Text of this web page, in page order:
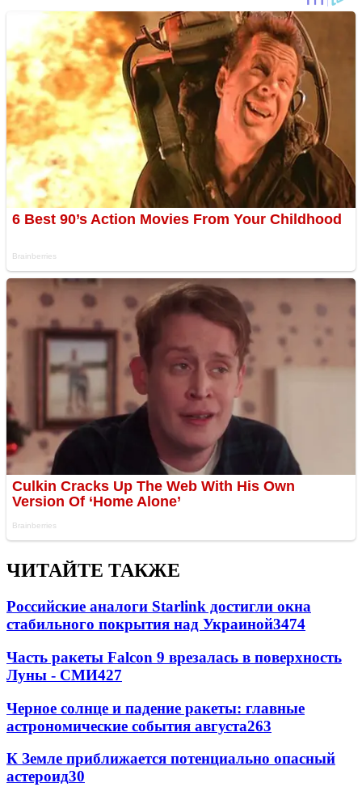
ЧИТАЙТЕ ТАКЖЕ
Российские аналоги Starlink достигли окна
стабильного покрытия над Украиной3474
Часть ракеты Falcon 9 врезалась в поверхность
Луны - СМИ427
Черное солнце и падение ракеты: главные
астрономические события августа263
К Земле приближается потенциально опасный
астероид30